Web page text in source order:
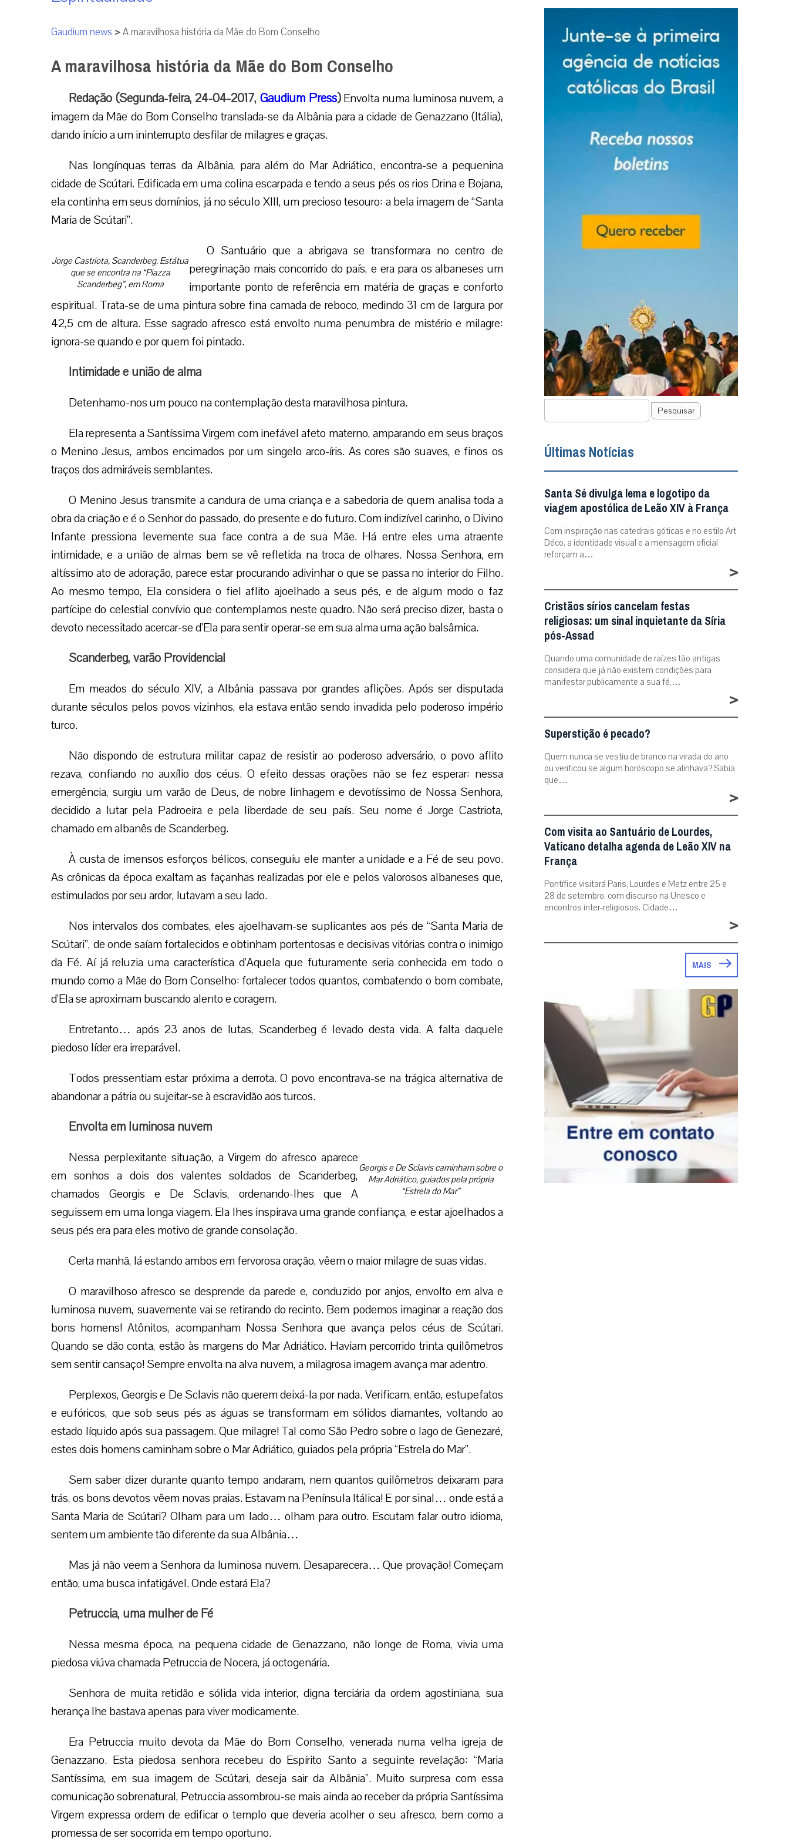
Gaudium news >A maravilhosa história da Mãe do Bom Conselho
A maravilhosa história da Mãe do Bom Conselho
Redação (Segunda-feira, 24-04-2017, Gaudium Press)Envolta numa luminosa nuvem, a
imagem da Mãe do Bom Conselho translada-se da Albânia para a cidade de Genazzano (Itália),
dando início a um ininterrupto desfilar de milagres e graças.
Nas longínquas terras da Albânia, para além do Mar Adriático, encontra-se a pequenina
cidade de Scútari. Edificada em uma colina escarpada e tendo a seus pés os rios Drina e Bojana,
ela continha em seus domínios, já no século XIII, um precioso tesouro: a bela imagem de “Santa
Maria de Scútari”.
Jorge Castriota, Scanderbeg. Estátua
que se encontra na “Piazza
Scanderbeg”, em Roma
O Santuário que a abrigava se transformara no centro de
peregrinação mais concorrido do país, e era para os albaneses um
importante ponto de referência em matéria de graças e conforto
espiritual. Trata-se de uma pintura sobre fina camada de reboco, medindo 31 cm de largura por
42,5 cm de altura. Esse sagrado afresco está envolto numa penumbra de mistério e milagre:
ignora-se quando e por quem foi pintado.
Intimidade e união de alma
Detenhamo-nos um pouco na contemplação desta maravilhosa pintura.
Ela representa a Santíssima Virgem com inefável afeto materno, amparando em seus braços
o Menino Jesus, ambos encimados por um singelo arco-íris. As cores são suaves, e finos os
traços dos admiráveis semblantes.
O Menino Jesus transmite a candura de uma criança e a sabedoria de quem analisa toda a
obra da criação e é o Senhor do passado, do presente e do futuro. Com indizível carinho, o Divino
Infante pressiona levemente sua face contra a de sua Mãe. Há entre eles uma atraente
intimidade, e a união de almas bem se vê refletida na troca de olhares. Nossa Senhora, em
altíssimo ato de adoração, parece estar procurando adivinhar o que se passa no interior do Filho.
Ao mesmo tempo, Ela considera o fiel aflito ajoelhado a seus pés, e de algum modo o faz
partícipe do celestial convívio que contemplamos neste quadro. Não será preciso dizer, basta o
devoto necessitado acercar-se d’Ela para sentir operar-se em sua alma uma ação balsâmica.
Scanderbeg, varão Providencial
Em meados do século XIV, a Albânia passava por grandes aflições. Após ser disputada
durante séculos pelos povos vizinhos, ela estava então sendo invadida pelo poderoso império
turco.
Não dispondo de estrutura militar capaz de resistir ao poderoso adversário, o povo aflito
rezava, confiando no auxílio dos céus. O efeito dessas orações não se fez esperar: nessa
emergência, surgiu um varão de Deus, de nobre linhagem e devotíssimo de Nossa Senhora,
decidido a lutar pela Padroeira e pela liberdade de seu país. Seu nome é Jorge Castriota,
chamado em albanês de Scanderbeg.
À custa de imensos esforços bélicos, conseguiu ele manter a unidade e a Fé de seu povo.
As crônicas da época exaltam as façanhas realizadas por ele e pelos valorosos albaneses que,
estimulados por seu ardor, lutavam a seu lado.
Nos intervalos dos combates, eles ajoelhavam-se suplicantes aos pés de “Santa Maria de
Scútari”, de onde saíam fortalecidos e obtinham portentosas e decisivas vitórias contra o inimigo
da Fé. Aí já reluzia uma característica d’Aquela que futuramente seria conhecida em todo o
mundo como a Mãe do Bom Conselho: fortalecer todos quantos, combatendo o bom combate,
d’Ela se aproximam buscando alento e coragem.
Entretanto… após 23 anos de lutas, Scanderbeg é levado desta vida. A falta daquele
piedoso líder era irreparável.
Todos pressentiam estar próxima a derrota. O povo encontrava-se na trágica alternativa de
abandonar a pátria ou sujeitar-se à escravidão aos turcos.
Envolta em luminosa nuvem
Georgis e De Sclavis caminham sobre o
Mar Adriático, guiados pela própria
“Estrela do Mar”
Nessa perplexitante situação, a Virgem do afresco aparece
em sonhos a dois dos valentes soldados de Scanderbeg,
chamados Georgis e De Sclavis, ordenando-lhes que A
seguissem em uma longa viagem. Ela lhes inspirava uma grande confiança, e estar ajoelhados a
seus pés era para eles motivo de grande consolação.
Certa manhã, lá estando ambos em fervorosa oração, vêem o maior milagre de suas vidas.
O maravilhoso afresco se desprende da parede e, conduzido por anjos, envolto em alva e
luminosa nuvem, suavemente vai se retirando do recinto. Bem podemos imaginar a reação dos
bons homens! Atônitos, acompanham Nossa Senhora que avança pelos céus de Scútari.
Quando se dão conta, estão às margens do Mar Adriático. Haviam percorrido trinta quilômetros
sem sentir cansaço! Sempre envolta na alva nuvem, a milagrosa imagem avança mar adentro.
Perplexos, Georgis e De Sclavis não querem deixá-la por nada. Verificam, então, estupefatos
e eufóricos, que sob seus pés as águas se transformam em sólidos diamantes, voltando ao
estado líquido após sua passagem. Que milagre! Tal como São Pedro sobre o lago de Genezaré,
estes dois homens caminham sobre o Mar Adriático, guiados pela própria “Estrela do Mar”.
Sem saber dizer durante quanto tempo andaram, nem quantos quilômetros deixaram para
trás, os bons devotos vêem novas praias. Estavam na Península Itálica! E por sinal… onde está a
Santa Maria de Scútari? Olham para um lado… olham para outro. Escutam falar outro idioma,
sentem um ambiente tão diferente da sua Albânia…
Mas já não veem a Senhora da luminosa nuvem. Desaparecera… Que provação! Começam
então, uma busca infatigável. Onde estará Ela?
Petruccia, uma mulher de Fé
Nessa mesma época, na pequena cidade de Genazzano, não longe de Roma, vivia uma
piedosa viúva chamada Petruccia de Nocera, já octogenária.
Senhora de muita retidão e sólida vida interior, digna terciária da ordem agostiniana, sua
herança lhe bastava apenas para viver modicamente.
Era Petruccia muito devota da Mãe do Bom Conselho, venerada numa velha igreja de
Genazzano. Esta piedosa senhora recebeu do Espírito Santo a seguinte revelação: “Maria
Santíssima, em sua imagem de Scútari, deseja sair da Albânia”. Muito surpresa com essa
comunicação sobrenatural, Petruccia assombrou-se mais ainda ao receber da própria Santíssima
Virgem expressa ordem de edificar o templo que deveria acolher o seu afresco, bem como a
promessa de ser socorrida em tempo oportuno.
Pesquisar
Últimas Notícias
Santa Sé divulga lema e logotipo da
viagem apostólica de Leão XIV à França
Com inspiração nas catedrais góticas e no estilo Art
Déco, a identidade visual e a mensagem oficial
reforçam a…
>
Cristãos sírios cancelam festas
religiosas: um sinal inquietante da Síria
pós-Assad
Quando uma comunidade de raízes tão antigas
considera que já não existem condições para
manifestar publicamente a sua fé,…
>
Superstição é pecado?
Quem nunca se vestiu de branco na virada do ano
ou verificou se algum horóscopo se alinhava? Sabia
que…
>
Com visita ao Santuário de Lourdes,
Vaticano detalha agenda de Leão XIV na
França
Pontífice visitará Paris, Lourdes e Metz entre 25 e
28 de setembro, com discurso na Unesco e
encontros inter-religiosos. Cidade…
>
MAIS